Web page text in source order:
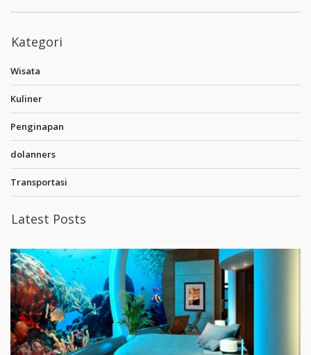
Kategori
Wisata
Kuliner
Penginapan
dolanners
Transportasi
Latest Posts